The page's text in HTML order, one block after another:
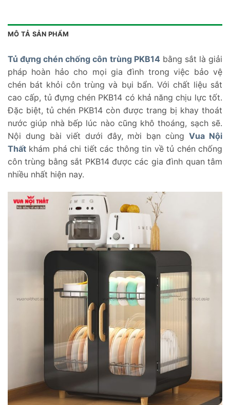
MÔ TẢ SẢN PHẨM
Tủ đựng chén chống côn trùng PKB14 bằng sắt là giải
pháp hoàn hảo cho mọi gia đình trong việc bảo vệ
chén bát khỏi côn trùng và bụi bẩn. Với chất liệu sắt
cao cấp, tủ đựng chén PKB14 có khả năng chịu lực tốt.
Đặc biệt, tủ chén PKB14 còn được trang bị khay thoát
nước giúp nhà bếp lúc nào cũng khô thoáng, sạch sẽ.
Nội dung bài viết dưới đây, mời bạn cùngVua Nội
Thất khám phá chi tiết các thông tin về tủ chén chống
côn trùng bằng sắt PKB14 được các gia đình quan tâm
nhiều nhất hiện nay.